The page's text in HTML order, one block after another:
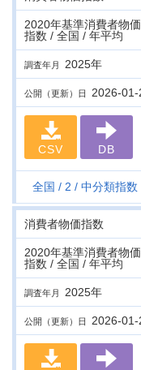
2020年基準消費者物
指数 / 全国 / 年平均
調査年月 2025年
公開（更新）日 2026-01-
CSV DB
全国 2 中分類指
消費者物価指数
2020年基準消費者物
指数 / 全国 / 年平均
調査年月 2025年
公開（更新）日 2026-01-